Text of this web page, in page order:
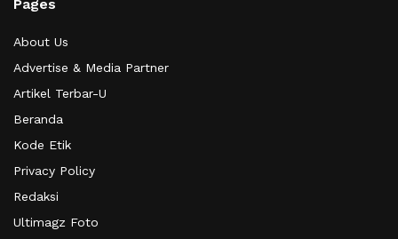
Pages
About Us
Advertise & Media Partner
Artikel Terbar-U
Beranda
Kode Etik
Privacy Policy
Redaksi
Ultimagz Foto